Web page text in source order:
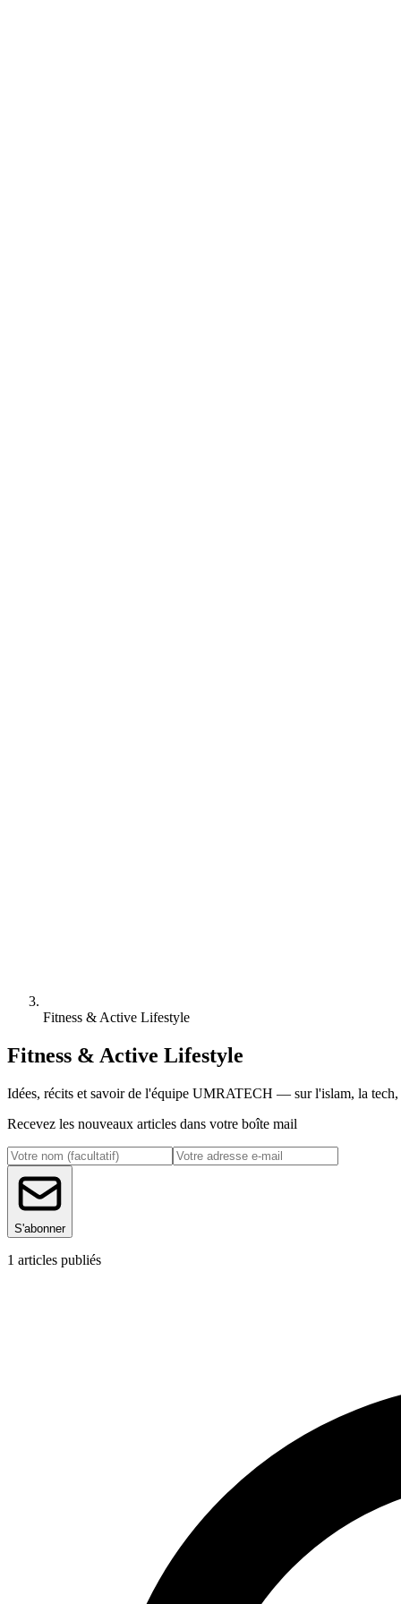
Fitness & Active Lifestyle
Fitness & Active Lifestyle
Idées, récits et savoir de l'équipe UMRATECH — sur l'islam, la tech,
Recevez les nouveaux articles dans votre boîte mail
S'abonner
1 articles publiés